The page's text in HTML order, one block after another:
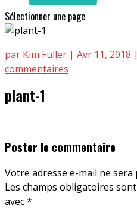
Sélectionner une page
par Kim Fuller | Avr 11, 2018 |
commentaires
plant-1
Poster le commentaire
Votre adresse e-mail ne sera
Les champs obligatoires
avec*